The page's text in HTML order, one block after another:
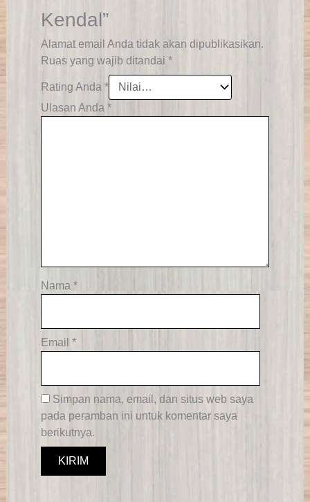
Kendal”
Alamat email Anda tidak akan dipublikasikan.
Ruas yang wajib ditandai *
Rating Anda *
Ulasan Anda *
Nama *
Email *
Simpan nama, email, dan situs web saya
pada peramban ini untuk komentar saya
berikutnya.